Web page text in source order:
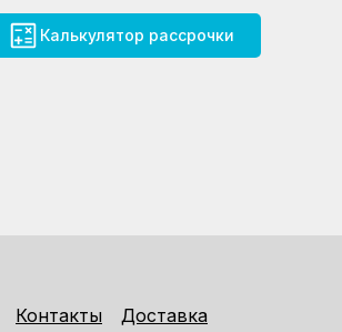
Калькулятор рассрочки
Контакты Доставка